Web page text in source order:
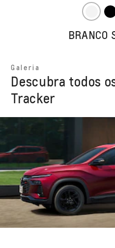
BRANCO
Galeria
Descubra todos
Tracker